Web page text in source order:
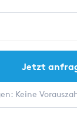
Jetzt
Keine